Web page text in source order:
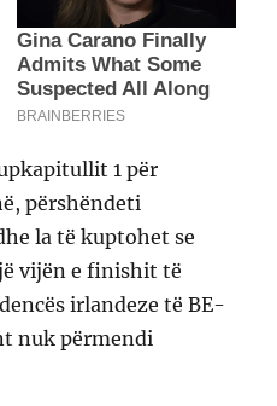
1 për
përshëndeti
la të kuptohet se
vijën e finishit të
irlandeze të BE-
nuk përmendi